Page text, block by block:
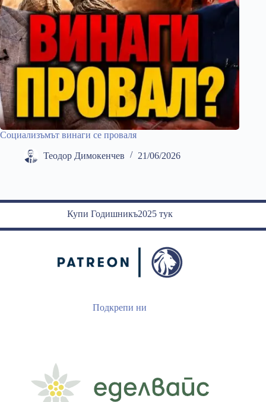
Социализъмът винаги се проваля
Теодор Димокенчев 21/06/2026
Купи Годишникъ2025 тук
Подкрепи ни